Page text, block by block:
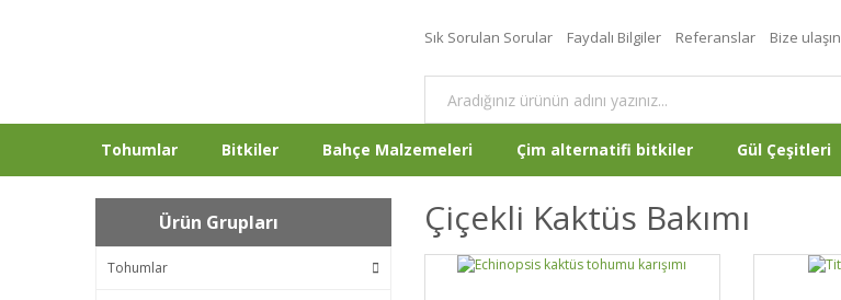
Sık Sorulan Sorular Faydalı Bilgiler Referanslar Bize ulaşın
Tohumlar Bitkiler Bahçe Malzemeleri Çim alternatifi bitkiler Gül Çeşitleri
Ürün Grupları
Tohumlar
Çiçekli Kaktüs Bakımı